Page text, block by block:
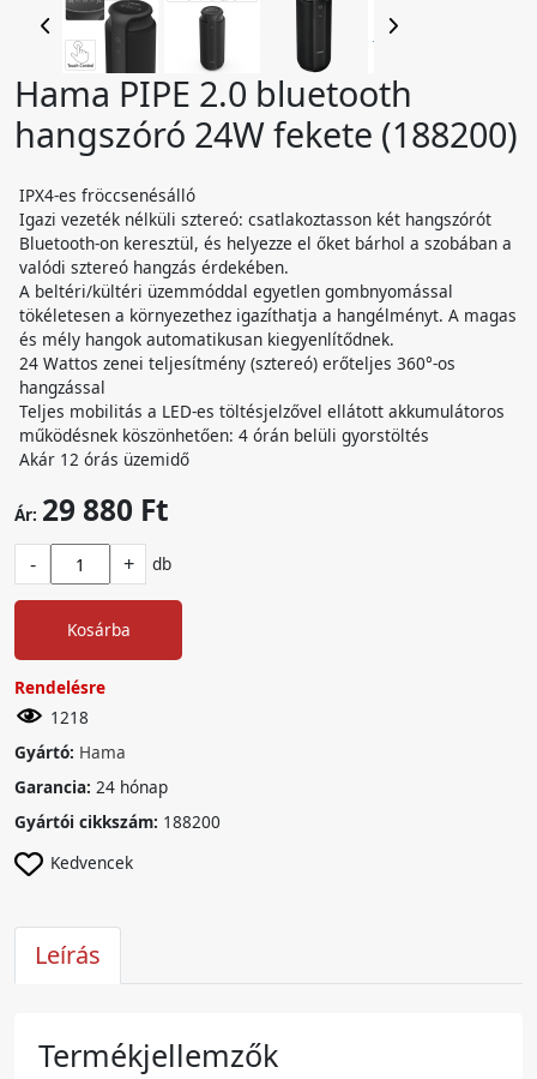
Hama PIPE 2.0 bluetooth
hangszóró 24W fekete (188200)
IPX4-es fröccsenésálló
Igazi vezeték nélküli sztereó: csatlakoztasson két hangszórót
Bluetooth-on keresztül, és helyezze el őket bárhol a szobában a
valódi sztereó hangzás érdekében.
A beltéri/kültéri üzemmóddal egyetlen gombnyomással
tökéletesen a környezethez igazíthatja a hangélményt. A magas
és mély hangok automatikusan kiegyenlítődnek.
24 Wattos zenei teljesítmény (sztereó) erőteljes 360°-os
hangzással
Teljes mobilitás a LED-es töltésjelzővel ellátott akkumulátoros
működésnek köszönhetően: 4 órán belüli gyorstöltés
Akár 12 órás üzemidő
Ár: 29 880 Ft
- + db
Kosárba
Rendelésre
1218
Gyártó: Hama
Garancia: 24 hónap
Gyártói cikkszám: 188200
Kedvencek
Leírás
Termékjellemzők